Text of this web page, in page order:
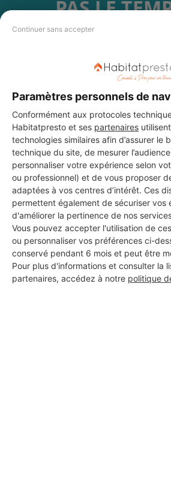
Continuer sans accepter
Paramètres personnels de
Conformément aux protocoles
Habitatpresto et ses partenaires
technologies similaires afin d’assurer le
technique du site, de mesurer
personnaliser votre expérience selon
ou professionnel) et de vous proposer
adaptées à vos centres d’intérêt. Ces
permettent également de sécuriser vos
d'améliorer la pertinence de nos
Vous pouvez accepter l'utilisation de
ou personnaliser vos préférences ci-
conservé pendant 6 mois et peut être
Pour plus d'informations et consulter la
partenaires, accédez à notre politique
PAS LE
choisir ? Demandez des devis travauxauprès
professionnels partout en
DEMANDER UN